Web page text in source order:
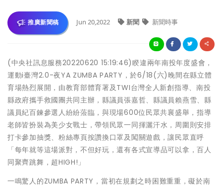
推廣新聞稿 Jun 20,2022 新聞 新聞時事
(中央社訊息服務20220620 15:19:46)睽違兩年南投年度盛會，
運動i臺灣2.0-夜YA ZUMBA PARTY，於6/18(六)晚間在縣立體
育場熱烈展開，由教育部體育署及TWI台灣全人新創指導、南投
縣政府攜手救國團共同主辦，縣議員張嘉哲、縣議員賴燕雪、縣
議員紀百鍊參選人紛紛蒞臨，與現場600位民眾共襄盛舉，指導
老師皆扮裝為美少女戰士，帶領民眾一同揮灑汗水，周圍則安排
打卡參加抽獎、粉絲專頁按讚換口罩及闖關遊戲，讓民眾直呼
「每年就等這場派對，不但好玩，還有各式宣導品可以拿，百人
同聚齊跳舞，超HIGH!」
一鳴驚人的ZUMBA PARTY，當初在規劃之時困難重重，礙於南